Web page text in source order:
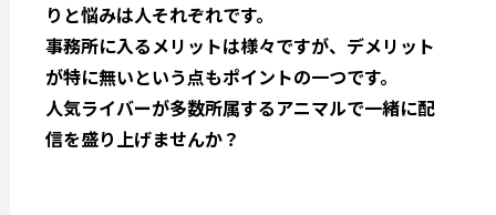
りと悩みは人それぞれです。
事務所に入るメリットは様々ですが、デメリット
が特に無いという点もポイントの一つです。
人気ライバーが多数所属するアニマルで一緒に配
信を盛り上げませんか？